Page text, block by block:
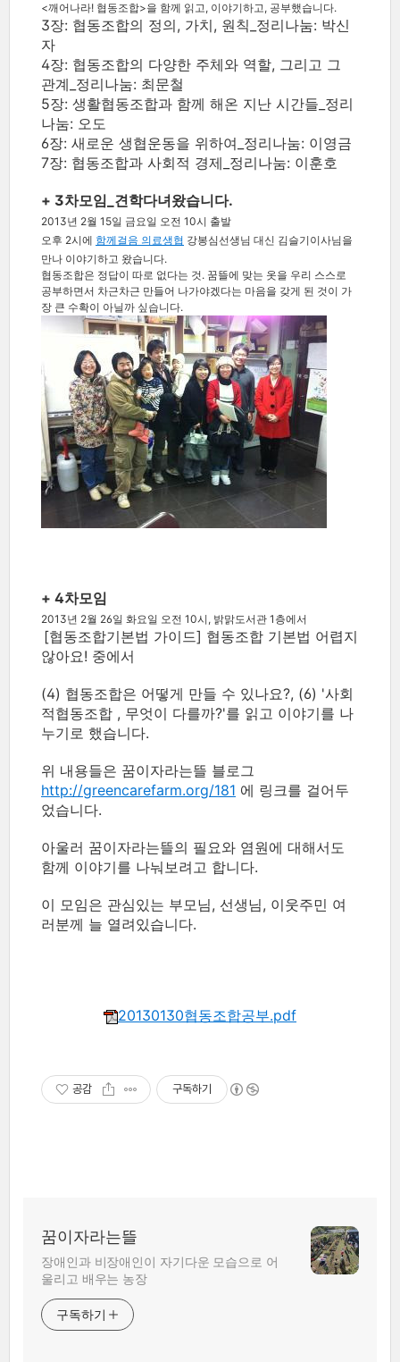
<깨어나라! 협동조합>을 함께 읽고, 이야기하고, 공부했습니다.
3장: 협동조합의 정의, 가치, 원칙_정리나눔: 박신
자
4장: 협동조합의 다양한 주체와 역할, 그리고 그
관계_정리나눔: 최문철
5장: 생활협동조합과 함께 해온 지난 시간들_정리
나눔: 오도
6장: 새로운 생협운동을 위하여_정리나눔: 이영금
7장: 협동조합과 사회적 경제_정리나눔: 이훈호
+ 3차모임_견학다녀왔습니다.
2013년 2월 15일 금요일 오전 10시 출발
오후 2시에 함께걸음 의료생협 강봉심선생님 대신 김슬기이사님을
만나 이야기하고 왔습니다.
협동조합은 정답이 따로 없다는 것. 꿈뜰에 맞는 옷을 우리 스스로
공부하면서 차근차근 만들어 나가야겠다는 마음을 갖게 된 것이 가
장 큰 수확이 아닐까 싶습니다.
+ 4차모임
2013년 2월 26일 화요일 오전 10시, 밝맑도서관 1층에서
[협동조합기본법 가이드] 협동조합 기본법 어렵지
않아요! 중에서
(4) 협동조합은 어떻게 만들 수 있나요?, (6) '사회
적협동조합 , 무엇이 다를까?'를 읽고 이야기를 나
누기로 했습니다.
위 내용들은 꿈이자라는뜰 블로그
http://greencarefarm.org/181 에 링크를 걸어두
었습니다.
아울러 꿈이자라는뜰의 필요와 염원에 대해서도
함께 이야기를 나눠보려고 합니다.
이 모임은 관심있는 부모님, 선생님, 이웃주민 여
러분께 늘 열려있습니다.
20130130협동조합공부.pdf
공감 구독하기
꿈이자라는뜰
장애인과 비장애인이 자기다운 모습으로 어
울리고 배우는 농장
구독하기